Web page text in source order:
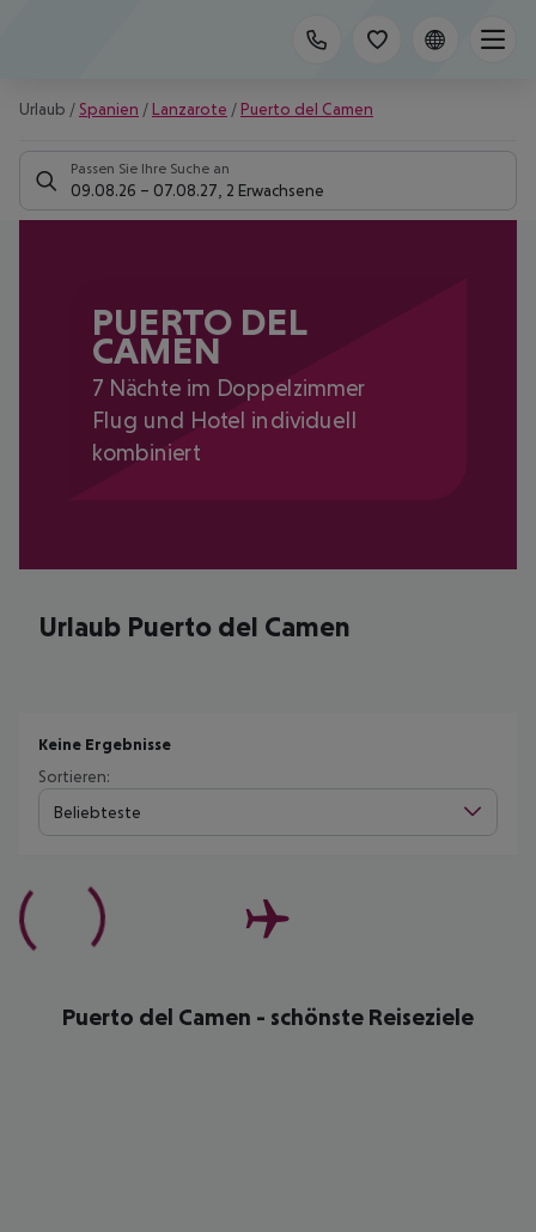
Urlaub / Spanien / Lanzarote / Puerto del Camen
Passen Sie Ihre Suche an
09.08.26 – 07.08.27 2 Erwachsene
PUERTO DEL
CAMEN
7 Nächte im Doppelzimmer
Flug und Hotel individuell
kombiniert
Urlaub Puerto del Camen
Keine Ergebnisse
Sortieren:
Beliebteste
Puerto del Camen - schönste Reiseziele